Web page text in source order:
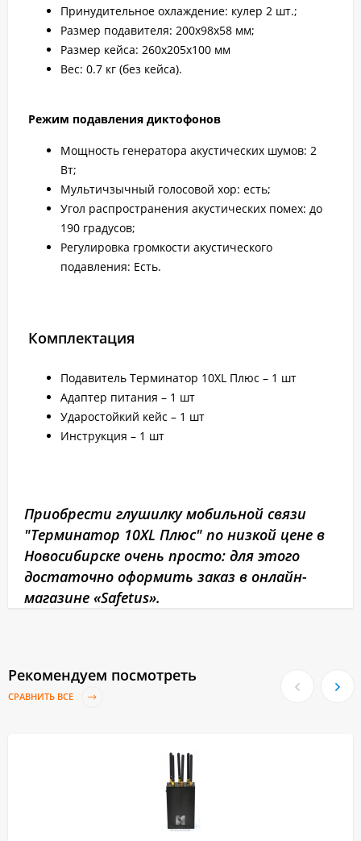
Принудительное охлаждение: кулер 2 шт.;
Размер подавителя: 200х98х58 мм;
Размер кейса: 260x205x100 мм
Вес: 0.7 кг (без кейса).
Режим подавления диктофонов
Мощность генератора акустических шумов: 2
Вт;
Мультичзычный голосовой хор: есть;
Угол распространения акустических помех: до
190 градусов;
Регулировка громкости акустического
подавления: Есть.
Комплектация
Подавитель Терминатор 10XL Плюс – 1 шт
Адаптер питания – 1 шт
Ударостойкий кейс – 1 шт
Инструкция – 1 шт
Приобрести глушилку мобильной связи
"Терминатор 10XL Плюс" по низкой цене в
Новосибирске очень просто: для этого
достаточно оформить заказ в онлайн-
магазине «Safetus».
Рекомендуем посмотреть
СРАВНИТЬ ВСЕ